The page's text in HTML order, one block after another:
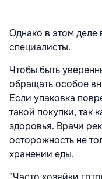
Однако в этом деле
специалисты.
Чтобы быть
обращать особое
Если упаковка
такой покупки, так
здоровья. Врачи
осторожность не
хранении еды.